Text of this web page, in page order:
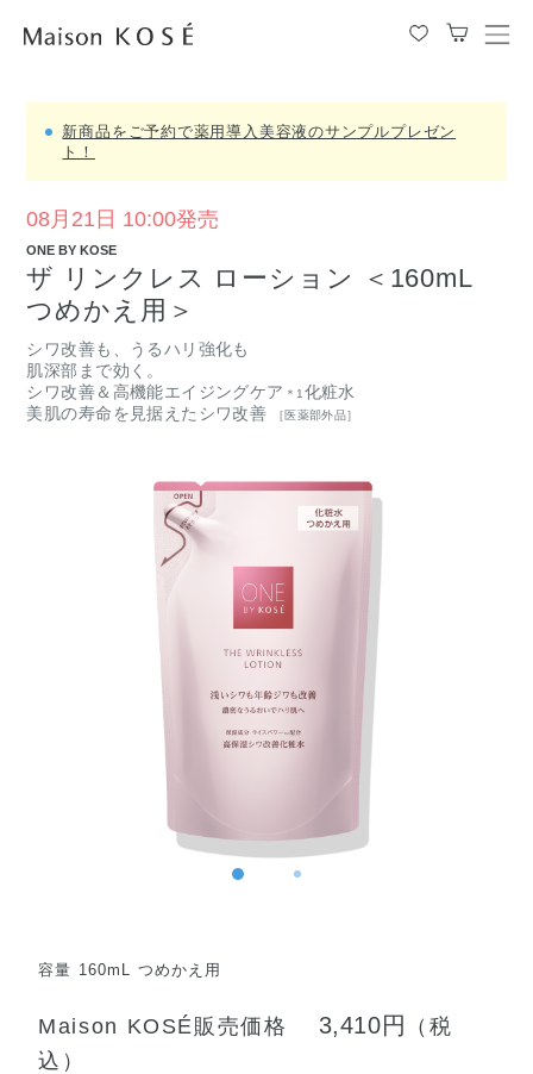
メ
ー
新商品をご予約で薬用導入美容液のサンプルプレゼン
ト！
08月21日 10:00発売
ONE BY KOSE
ザ リンクレス ローション ＜160mL
つめかえ用＞
シワ改善も、うるハリ強化も
肌深部まで効く。
シワ改善＆高機能エイジングケア ＊1 化粧水
美肌の寿命を見据えたシワ改善
［医薬部外品］
容量 160mL つめかえ用
Maison KOSÉ販売価格 3,410円
（税
込）